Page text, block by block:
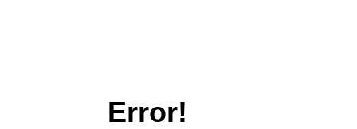
Error!